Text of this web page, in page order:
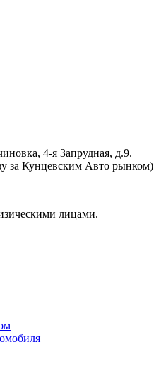
4-я Запрудная, д.9.
за Кунцевским Авто рынком)
лицами.